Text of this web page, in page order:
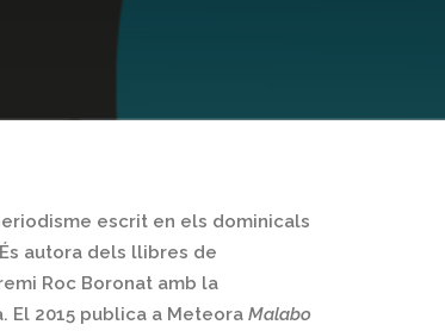
escrit en els dominicals
autora dels llibres de
Roc Boronat amb la
2015 publica a Meteora Malabo